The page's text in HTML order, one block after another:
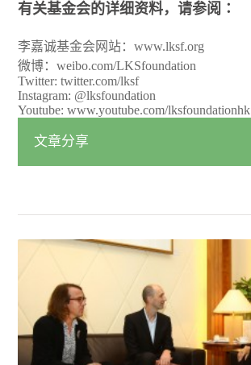
有关基金会的详细资料，请参阅∶
李嘉诚基金会网站：www.lksf.org
微博：weibo.com/LKSfoundation
Twitter: twitter.com/lksf
Instagram: @lksfoundation
Youtube: www.youtube.com/lksfoundationhk
文章分享